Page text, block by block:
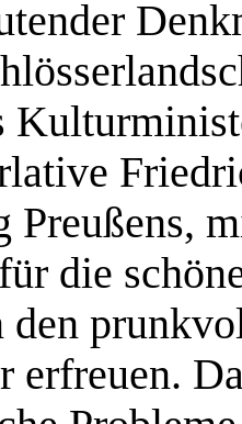
Preußens,
die
den
erfreuen.